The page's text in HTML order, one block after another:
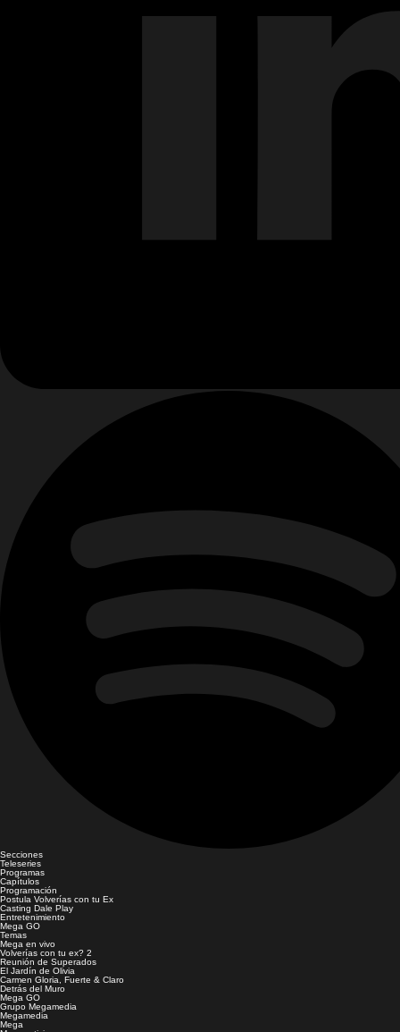
Secciones
Teleseries
Programas
Capítulos
Programación
Postula Volverías con tu Ex
Casting Dale Play
Entretenimiento
Mega GO
Temas
Mega en vivo
Volverías con tu ex? 2
Reunión de Superados
El Jardín de Olivia
Carmen Gloria, Fuerte & Claro
Detrás del Muro
Mega GO
Grupo Megamedia
Megamedia
Mega